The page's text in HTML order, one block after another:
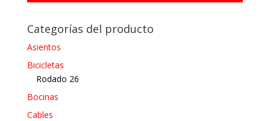
Categorías del producto
Asientos
Bicicletas
Rodado 26
Bocinas
Cables